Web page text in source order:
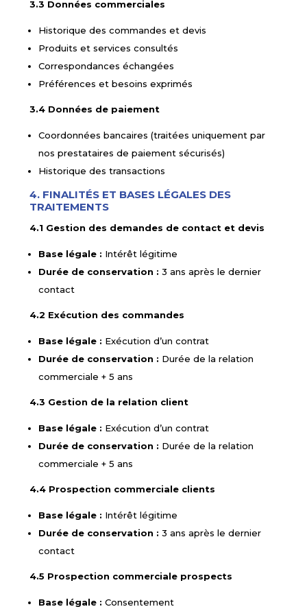
3.3 Données commerciales
Historique des commandes et devis
Produits et services consultés
Correspondances échangées
Préférences et besoins exprimés
3.4 Données de paiement
Coordonnées bancaires (traitées uniquement par
nos prestataires de paiement sécurisés)
Historique des transactions
4. FINALITÉS ET BASES LÉGALES DES
TRAITEMENTS
4.1 Gestion des demandes de contact et devis
Base légale : Intérêt légitime
Durée de conservation : 3 ans après le dernier
contact
4.2 Exécution des commandes
Base légale : Exécution d’un contrat
Durée de conservation : Durée de la relation
commerciale + 5 ans
4.3 Gestion de la relation client
Base légale : Exécution d’un contrat
Durée de conservation : Durée de la relation
commerciale + 5 ans
4.4 Prospection commerciale clients
Base légale : Intérêt légitime
Durée de conservation : 3 ans après le dernier
contact
4.5 Prospection commerciale prospects
Base légale : Consentement